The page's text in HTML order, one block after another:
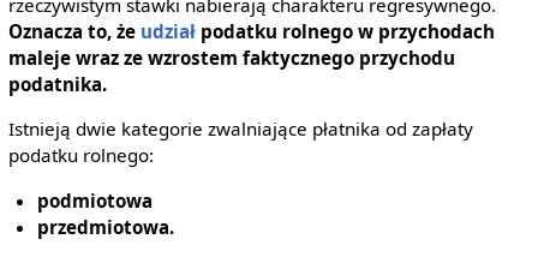
rzeczywistym stawki nabierają charakteru regresywnego.
Oznacza to, że udziałpodatku rolnego w przychodach
maleje wraz ze wzrostem faktycznego przychodu
podatnika.
Istnieją dwie kategorie zwalniające płatnika od zapłaty
podatku rolnego:
podmiotowa
przedmiotowa.